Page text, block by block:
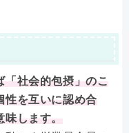
「社会的包摂」のこ
性を互いに認め合
します。